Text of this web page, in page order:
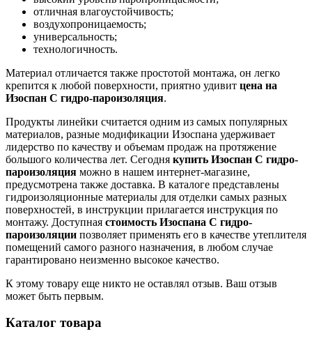
отличная влагоустойчивость;
воздухопроницаемость;
универсальность;
технологичность.
Материал отличается также простотой монтажа, он легко
крепится к любой поверхности, приятно удивит цена на
Изоспан C гидро-пароизоляция.
Продукты линейки считается одним из самых популярных
материалов, разные модификации Изоспана удерживает
лидерство по качеству и объемам продаж на протяжение
большого количества лет. Сегодня купить Изоспан C гидро-
пароизоляция можно в нашем интернет-магазине,
предусмотрена также доставка. В каталоге представлены
гидроизоляционные материалы для отделки самых разных
поверхностей, в инструкции прилагается инструкция по
монтажу. Доступная стоимость Изоспана C гидро-
пароизоляции позволяет применять его в качестве утеплителя
помещений самого разного назначения, в любом случае
гарантировано неизменно высокое качество.
К этому товару еще никто не оставлял отзыв. Ваш отзыв
может быть первым.
Каталог товара